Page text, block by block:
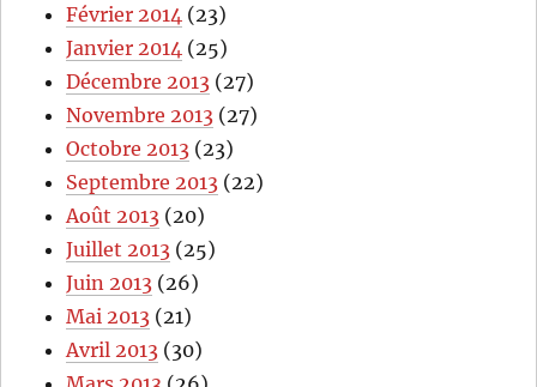
Février 2014 (23)
Janvier 2014 (25)
Décembre 2013 (27)
Novembre 2013 (27)
Octobre 2013 (23)
Septembre 2013 (22)
Août 2013 (20)
Juillet 2013 (25)
Juin 2013 (26)
Mai 2013 (21)
Avril 2013 (30)